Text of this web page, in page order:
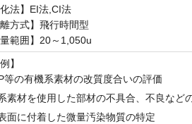
化法】EI法,CI法
離方式】飛行時間型
量範囲】20～1,050u
】
等の有機系素材の改質度合いの評価
素材を使用した部材の不具合、不良など
面に付着した微量汚染物質の特定